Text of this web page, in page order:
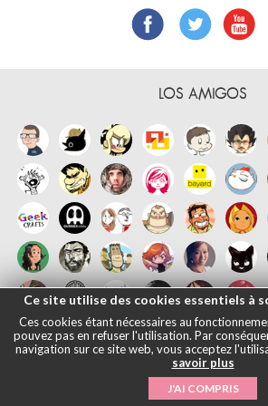
LOS AMIGOS
日本語|Notas legales
Ce site utilise des cookies essentiels à
Ces cookies étant nécessaires au
pouvez pas en refuser l'utilisation. Par
navigation sur ce site web, vous acceptez
savoir plus
J'AI COMPRIS